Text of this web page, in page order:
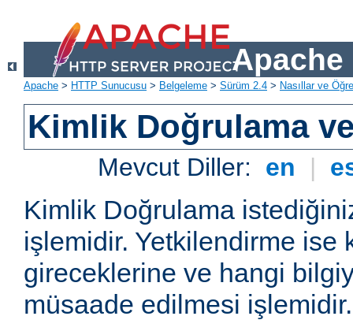
Apache
Apache > HTTP Sunucusu > Belgeleme > Sürüm 2.4 > Nasıllar ve
Kimlik Doğrulama
Mevcut Diller: en |
Kimlik Doğrulama
işlemidir. Yetkilendirme ise
gireceklerine ve hangi
müsaade edilmesi işlemidir.